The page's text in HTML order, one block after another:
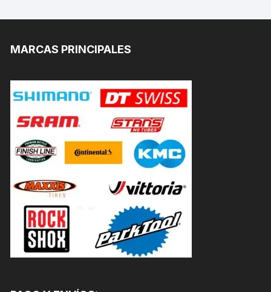
MARCAS PRINCIPALES